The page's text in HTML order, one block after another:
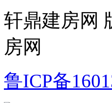
轩鼎建房网
房网
鲁ICP备